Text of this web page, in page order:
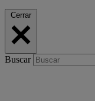
Cerrar
Buscar